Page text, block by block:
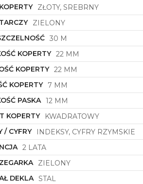
ZŁOTY, SREBRNY
ZIELONY
30 M
KOPERTY 22 MM
KOPERTY 22 MM
KOPERTY
7 MM
PASKA 12 MM
KOPERTY
KWADRATOWY
/ CYFRY
INDEKSY, CYFRY RZYMSKIE
2 LATA
ZIELONY
DEKLA STAL